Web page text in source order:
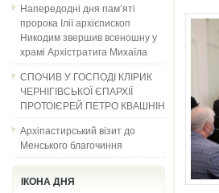
Напередодні дня пам’яті
пророка Ілії архієпископ
Никодим звершив всеношну у
храмі Архістратига Михаїла
СПОЧИВ У ГОСПОДІ КЛІРИК
ЧЕРНІГІВСЬКОЇ ЄПАРХІЇ
ПРОТОІЄРЕЙ ПЕТРО КВАШНІН
Архіпастирський візит до
Менського благочиння
ІКОНА ДНЯ